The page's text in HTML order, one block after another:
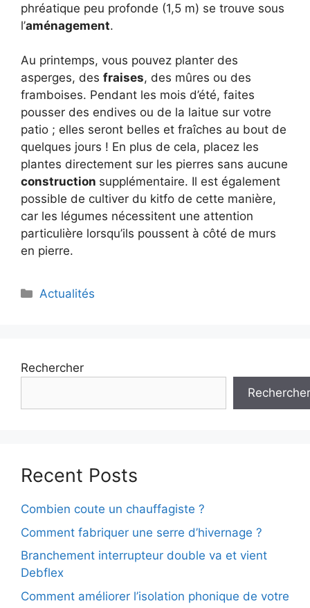
phréatique peu profonde (1,5 m) se trouve sous
l’aménagement.
Au printemps, vous pouvez planter des
asperges, des fraises, des mûres ou des
framboises. Pendant les mois d’été, faites
pousser des endives ou de la laitue sur votre
patio ; elles seront belles et fraîches au bout de
quelques jours ! En plus de cela, placez les
plantes directement sur les pierres sans aucune
construction supplémentaire. Il est également
possible de cultiver du kitfo de cette manière,
car les légumes nécessitent une attention
particulière lorsqu’ils poussent à côté de murs
en pierre.
Catégories
Actualités
Rechercher
Rechercher
Recent Posts
Combien coute un chauffagiste ?
Comment fabriquer une serre d’hivernage ?
Branchement interrupteur double va et vient
Debflex
Comment améliorer l’isolation phonique de votre